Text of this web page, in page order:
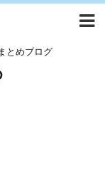
とめブログ